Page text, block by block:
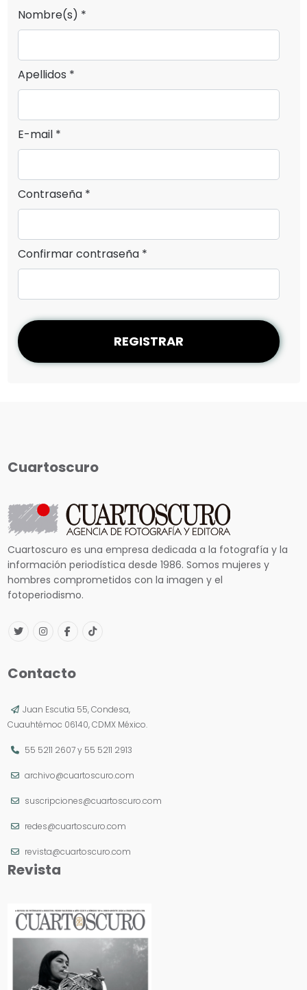
Nombre(s) *
Apellidos *
E-mail *
Contraseña *
Confirmar contraseña *
REGISTRAR
Cuartoscuro
Cuartoscuro es una empresa dedicada a la fotografía y la
información periodística desde 1986. Somos mujeres y
hombres comprometidos con la imagen y el
fotoperiodismo.
Contacto
Juan Escutia 55, Condesa,
Cuauhtémoc 06140, CDMX México.
55 5211 2607y 55 5211 2913
archivo@cuartoscuro.com
suscripciones@cuartoscuro.com
redes@cuartoscuro.com
revista@cuartoscuro.com
Revista